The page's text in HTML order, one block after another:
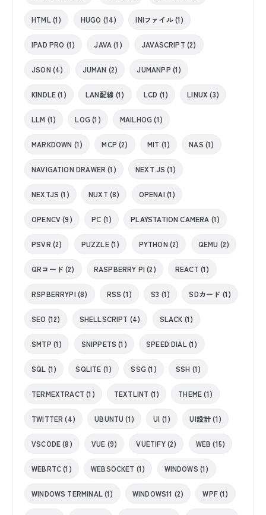
HTML (1) HUGO (14) INIファイル (1)
IPAD PRO (1) JAVA (1) JAVASCRIPT (2)
JSON (4) JUMAN (2) JUMANPP (1)
KINDLE (1) LAN配線 (1) LCD (1) LINUX (3)
LLM (1) LOG (1) MAILHOG (1)
MARKDOWN (1) MCP (2) MIT (1) NAS (1)
NAVIGATION DRAWER (1) NEXT.JS (1)
NEXTJS (1) NUXT (8) OPENAI (1)
OPENCV (9) PC (1) PLAYSTATION CAMERA (1)
PSVR (2) PUZZLE (1) PYTHON (2) QEMU (2)
QRコード (2) RASPBERRY PI (2) REACT (1)
RSPBERRYPI (8) RSS (1) S3 (1) SDカード (1)
SEO (12) SHELLSCRIPT (4) SLACK (1)
SMTP (1) SNIPPETS (1) SPEED DIAL (1)
SQL (1) SQLITE (1) SSG (1) SSH (1)
TERMEXTRACT (1) TEXTLINT (1) THEME (1)
TWITTER (4) UBUNTU (1) UI (1) UI設計 (1)
VSCODE (8) VUE (9) VUETIFY (2) WEB (15)
WEBRTC (1) WEBSOCKET (1) WINDOWS (1)
WINDOWS TERMINAL (1) WINDOWS11 (2) WPF (1)